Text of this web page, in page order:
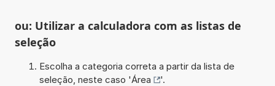
ou: Utilizar a calculadora com as listas de
seleção
Escolha a categoria correta a partir da lista de
seleção, neste caso 'Área
'.